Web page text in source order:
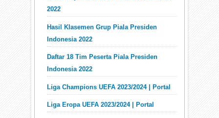
2022
Hasil Klasemen Grup Piala Presiden
Indonesia 2022
Daftar 18 Tim Peserta Piala Presiden
Indonesia 2022
Liga Champions UEFA 2023/2024 | Portal
Liga Eropa UEFA 2023/2024 | Portal